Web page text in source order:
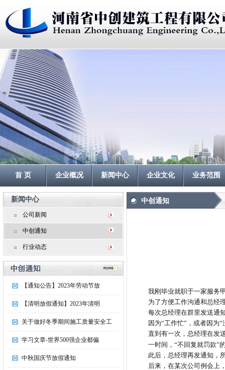
首 页 企业概况 新闻中心 企业文化 业务范围
新闻中心
公司新闻
中创通知
行业动态
【通知公告】2023年劳动节放
【清明放假通知】2023年清明
关于做好冬季期间施工质量安全工
学习文章-世界500强企业都偏
中秋国庆节放假通知
中创通知
我刚毕业就职于一家服务
为了方便工作沟通和总经
每次总经理在群里发送通
因为“工作忙”，或者因为
直到有一次，总经理在发
一时间， “不回复就罚款”
此后，总经理再发通知，
后来，在某次公司例会上